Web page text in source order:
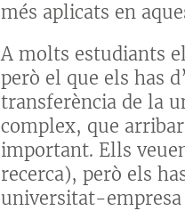
més aplicats en
A molts estudiants
però el que els has
transferència de la
complex, que
important. Ells
recerca), però els
universitat-